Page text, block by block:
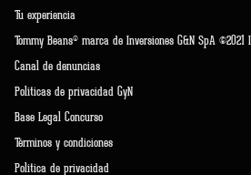
Tu experiencia
Tommy Beans® marca de Inversiones G&N SpA ©2021
Canal de denuncias
Políticas de privacidad GyN
Base Legal Concurso
Términos y condiciones
Política de privacidad